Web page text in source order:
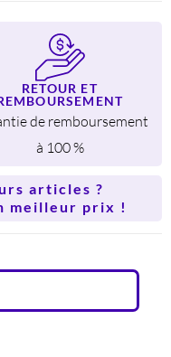
RETOUR ET
de remboursement
à 100 %
articles ?
meilleur prix !